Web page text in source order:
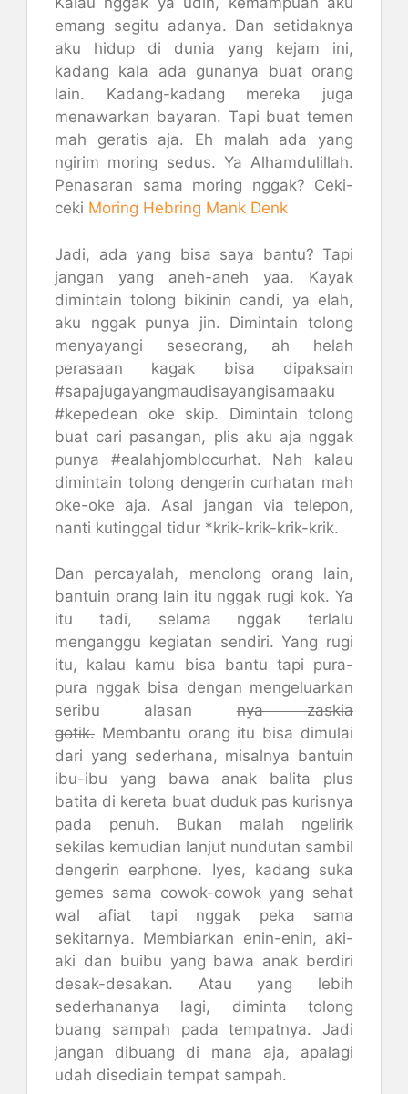
emang segitu adanya. Dan setidaknya
aku hidup di dunia yang kejam ini,
kadang kala ada gunanya buat orang
lain. Kadang-kadang mereka juga
menawarkan bayaran. Tapi buat temen
mah geratis aja. Eh malah ada yang
ngirim moring sedus. Ya Alhamdulillah.
Penasaran sama moring nggak? Ceki-
ceki Moring Hebring Mank Denk
Jadi, ada yang bisa saya bantu? Tapi
jangan yang aneh-aneh yaa. Kayak
dimintain tolong bikinin candi, ya elah,
aku nggak punya jin. Dimintain tolong
menyayangi seseorang, ah helah
perasaan kagak bisa dipaksain
#sapajugayangmaudisayangisamaaku
#kepedean oke skip. Dimintain tolong
buat cari pasangan, plis aku aja nggak
punya #ealahjomblocurhat. Nah kalau
dimintain tolong dengerin curhatan mah
oke-oke aja. Asal jangan via telepon,
nanti kutinggal tidur *krik-krik-krik-krik.
Dan percayalah, menolong orang lain,
bantuin orang lain itu nggak rugi kok. Ya
itu tadi, selama nggak terlalu
menganggu kegiatan sendiri. Yang rugi
itu, kalau kamu bisa bantu tapi pura-
pura nggak bisa dengan mengeluarkan
seribu alasannya zaskia
gotik. Membantu orang itu bisa dimulai
dari yang sederhana, misalnya bantuin
ibu-ibu yang bawa anak balita plus
batita di kereta buat duduk pas kurisnya
pada penuh. Bukan malah ngelirik
sekilas kemudian lanjut nundutan sambil
dengerin earphone. Iyes, kadang suka
gemes sama cowok-cowok yang sehat
wal afiat tapi nggak peka sama
sekitarnya. Membiarkan enin-enin, aki-
aki dan buibu yang bawa anak berdiri
desak-desakan. Atau yang lebih
sederhananya lagi, diminta tolong
buang sampah pada tempatnya. Jadi
jangan dibuang di mana aja, apalagi
udah disediain tempat sampah.